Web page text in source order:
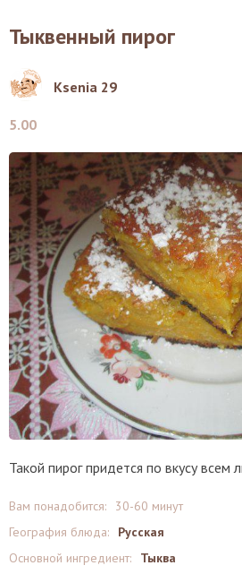
Тыквенный пирог
Ksenia 29
5.00
Такой пирог придется по вкусу всем
Вам понадобится:
30-60 минут
География блюда:
Русская
Основной ингредиент:
Тыква